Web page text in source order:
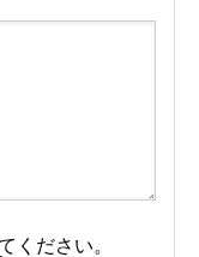
ください。